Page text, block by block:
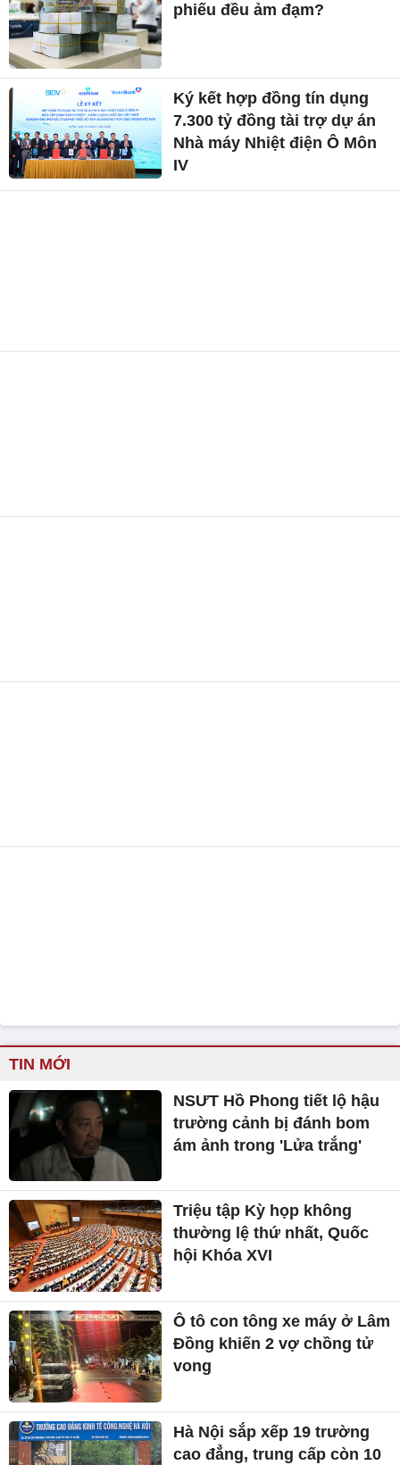
phiếu đều ảm đạm?
Ký kết hợp đồng tín dụng
7.300 tỷ đồng tài trợ dự án
Nhà máy Nhiệt điện Ô Môn
IV
TIN MỚI
NSƯT Hồ Phong tiết lộ hậu
trường cảnh bị đánh bom
ám ảnh trong 'Lửa trắng'
Triệu tập Kỳ họp không
thường lệ thứ nhất, Quốc
hội Khóa XVI
Ô tô con tông xe máy ở Lâm
Đồng khiến 2 vợ chồng tử
vong
Hà Nội sắp xếp 19 trường
cao đẳng, trung cấp còn 10